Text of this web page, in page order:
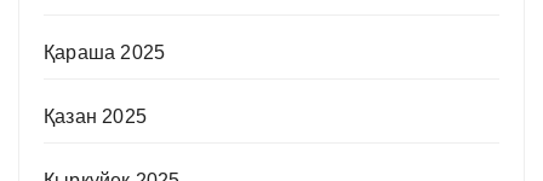
Қараша 2025
Қазан 2025